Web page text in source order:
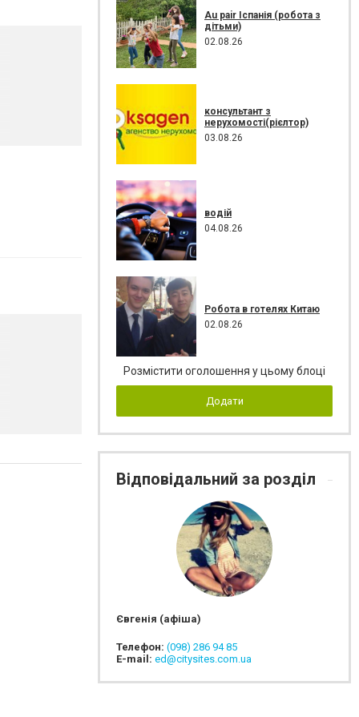
Au pair Іспанія (робота з
дітьми)
02.08.26
консультант з
нерухомості(рієлтор)
03.08.26
водій
04.08.26
Робота в готелях Китаю
02.08.26
Розмістити оголошення у цьому блоці
Додати
Відповідальний за розділ
Євгенія (афіша)
Телефон: (098) 286 94 85
E-mail: ed@citysites.com.ua